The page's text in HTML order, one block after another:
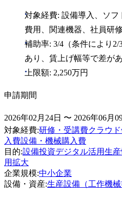
対象経費: 設備導入、ソ
費用、関連機器、社員研
補助率: 3/4（条件により
あり、賃上げ幅等で差があ
上限額: 2,250万円
申請期間
2026年02月24日 〜 2026年06月
対象経費:研修・受講費クラウ
入費設備・機械購入費
目的:設備投資デジタル活用生
用拡大
企業規模:中小企業
設備・資産:生産設備（工作機械